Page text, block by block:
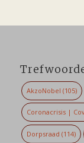
AkzoNobel (105)
Coronacrisis |
Dorpsraad (114)